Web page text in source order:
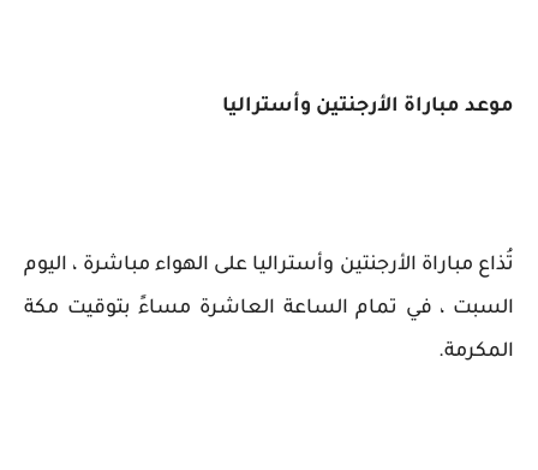
موعد مباراة الأرجنتين وأستراليا
تُذاع مباراة الأرجنتين وأستراليا على الهواء مباشرة ، اليوم
السبت ، في تمام الساعة العاشرة مساءً بتوقيت مكة
المكرمة.